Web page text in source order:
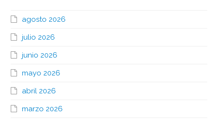
agosto 2026
julio 2026
junio 2026
mayo 2026
abril 2026
marzo 2026